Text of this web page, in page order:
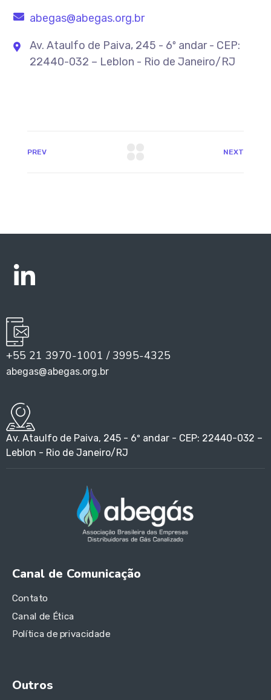
abegas@abegas.org.br
Av. Ataulfo de Paiva, 245 - 6º andar - CEP:
22440-032 – Leblon - Rio de Janeiro/RJ
PREV NEXT
+55 21 3970-1001 / 3995-4325
abegas@abegas.org.br
Av. Ataulfo de Paiva, 245 - 6º andar - CEP: 22440-032 –
Leblon - Rio de Janeiro/RJ
Canal de Comunicação
Contato
Canal de Ética
Política de privacidade
Outros